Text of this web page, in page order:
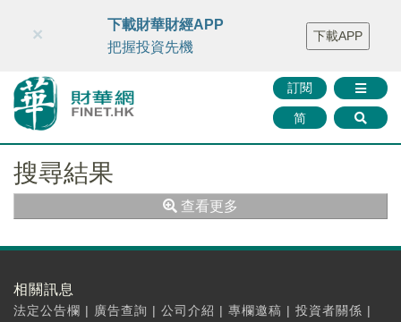
財華智庫網 FINTV FINMETA 財華證券 媒體矩陣
智庫沙龍
聯絡我們
訂閱
简
×
下載財華財經APP
把握投資先機
下載APP
搜尋結果
查看更多
相關訊息
法定公告欄 | 廣告查詢 | 公司介紹 | 專欄邀稿 | 投資者關係 |